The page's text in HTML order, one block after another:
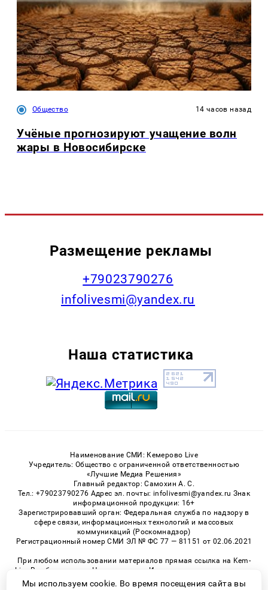
Общество 14 часов назад
Учёные прогнозируют учащение волн
жары в Новосибирске
Размещение рекламы
+79023790276
infolivesmi@yandex.ru
Наша статистика
Наименование СМИ: Кемерово Live
Учредитель: Общество с ограниченной ответственностью
«Лучшие Медиа Решения»
Главный редактор: Самохин А. С.
Тел.: +79023790276 Адрес эл. почты: infolivesmi@yandex.ru Знак
информационной продукции: 16+
Зарегистрировавший орган: Федеральная служба по надзору в
сфере связи, информационных технологий и массовых
коммуникаций (Роскомнадзор)
Регистрационный номер СМИ ЭЛ № ФС 77 — 81151 от 02.06.2021
При любом использовании материалов прямая ссылка на Kem-
Live.Ru обязательна. Цитирование в Интернете возможно только
при наличии письменного разрешения.
Мы используем cookie. Во время посещения сайта вы